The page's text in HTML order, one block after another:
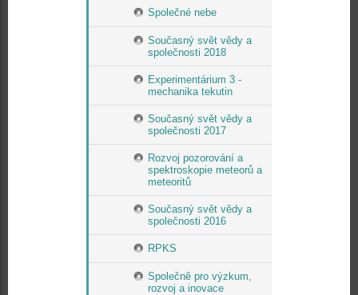
Společné nebe
Současný svět vědy a
společnosti 2018
Experimentárium 3 -
mechanika tekutin
Současný svět vědy a
společnosti 2017
Rozvoj pozorování a
spektroskopie meteorů a
meteoritů
Současný svět vědy a
společnosti 2016
RPKS
Společně pro výzkum,
rozvoj a inovace